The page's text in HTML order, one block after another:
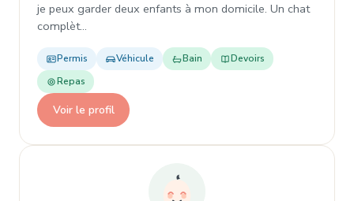
je peux garder deux enfants à mon domicile. Un chat
complèt…
Permis Véhicule Bain
Devoirs
Repas
Voir le profil